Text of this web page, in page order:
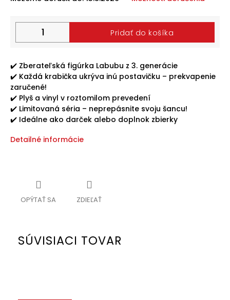
2024
Prihlásenie
Pridať do košíka
✔️ Zberateľská figúrka Labubu z 3. generácie
✔️ Každá krabička ukrýva inú postavičku – prekvapenie
zaručené!
✔️ Plyš a vinyl v roztomilom prevedení
✔️ Limitovaná séria – neprepásnite svoju šancu!
✔️ Ideálne ako darček alebo doplnok zbierky
Detailné informácie
OPÝTAŤ SA ZDIEĽAŤ
SÚVISIACI TOVAR